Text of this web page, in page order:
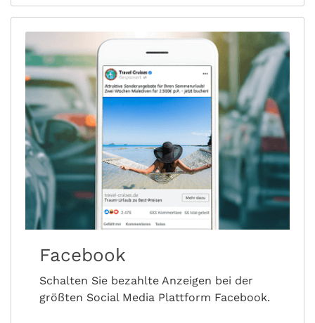
Facebook
Schalten Sie bezahlte Anzeigen bei der
größten Social Media Plattform Facebook.